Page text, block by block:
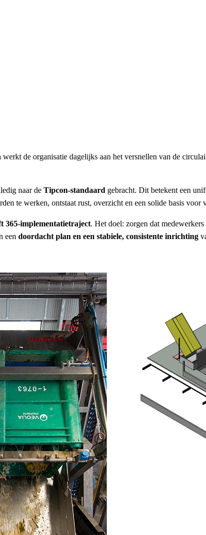
werkt de organisatie dagelijks aan het versnellen van de
naar de Tipcon-standaard gebracht. Dit betekent een
te werken, ontstaat rust, overzicht en een solide basis voor
365-implementatietraject. Het doel: zorgen dat
een doordacht plan en een stabiele, consistente inrichting